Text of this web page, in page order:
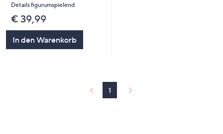
Details figurumspielend
€ 39,99
In den Warenkorb
1